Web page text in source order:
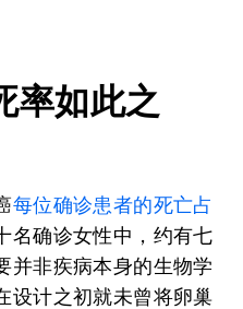
率如此之
每位确诊患者的死亡占
名确诊女性中，约有七
并非疾病本身的生物学
设计之初就未曾将卵巢